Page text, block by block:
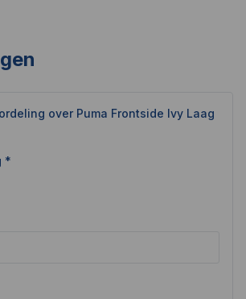
over Puma Frontside Ivy Laag
*